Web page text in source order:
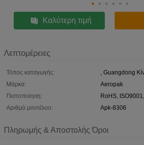
Καλύτερη τιμή
Λεπτομέρειες
Τόπος καταγωγής:
, Guangdong
Μάρκα:
Aeropak
Πιστοποίηση:
RoHS,
Αριθμό μοντέλου:
Apk-8306
Πληρωμής & Αποστολής Όροι